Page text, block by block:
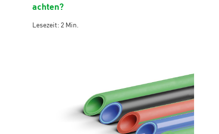
achten?
Lesezeit: 2 Min.